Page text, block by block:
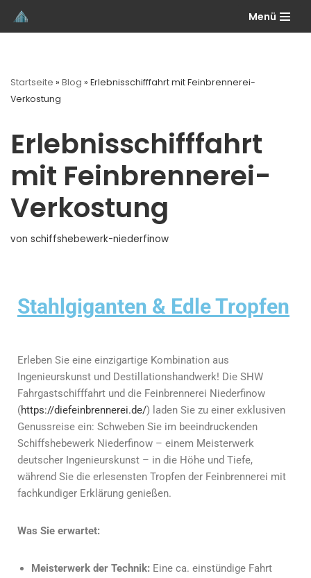
Zum
Menü
Startseite » Blog » Erlebnisschifffahrt mit Feinbrennerei-
Verkostung
Erlebnisschifffahrt
mit Feinbrennerei-
Verkostung
von schiffshebewerk-niederfinow
Stahlgiganten & Edle Tropfen
Erleben Sie eine einzigartige Kombination aus
Ingenieurskunst und Destillationshandwerk! Die SHW
Fahrgastschifffahrt und die Feinbrennerei Niederfinow
(https://diefeinbrennerei.de/) laden Sie zu einer exklusiven
Genussreise ein: Schweben Sie im beeindruckenden
Schiffshebewerk Niederfinow – einem Meisterwerk
deutscher Ingenieurskunst – in die Höhe und Tiefe,
während Sie die erlesensten Tropfen der Feinbrennerei mit
fachkundiger Erklärung genießen.
Was Sie erwartet:
Meisterwerk der Technik: Eine ca. einstündige Fahrt